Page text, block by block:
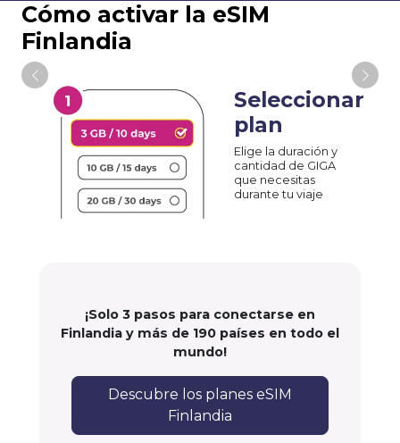
Cómo activar la eSIM
Finlandia
Seleccionar
plan
Elige la duración y
cantidad de GIGA
que necesitas
durante tu viaje
¡Solo 3 pasos para conectarse en
Finlandia y más de 190 países en todo el
mundo!
Descubre los planes eSIM
Finlandia